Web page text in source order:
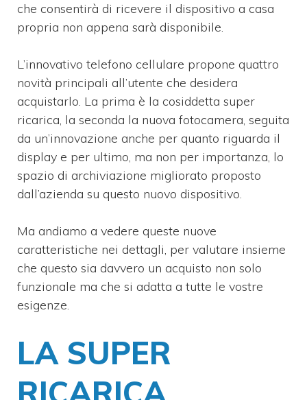
che consentirà di ricevere il dispositivo a casa
propria non appena sarà disponibile.
L’innovativo telefono cellulare propone quattro
novità principali all’utente che desidera
acquistarlo. La prima è la cosiddetta super
ricarica, la seconda la nuova fotocamera, seguita
da un’innovazione anche per quanto riguarda il
display e per ultimo, ma non per importanza, lo
spazio di archiviazione migliorato proposto
dall’azienda su questo nuovo dispositivo.
Ma andiamo a vedere queste nuove
caratteristiche nei dettagli, per valutare insieme
che questo sia davvero un acquisto non solo
funzionale ma che si adatta a tutte le vostre
esigenze.
LA SUPER